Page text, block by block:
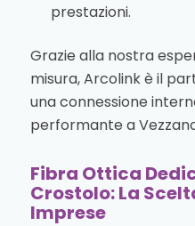
prestazioni.
Grazie alla nostra
misura, Arcolink è il
una connessione
performante a
Fibra Ottica
Crostolo: La
Imprese